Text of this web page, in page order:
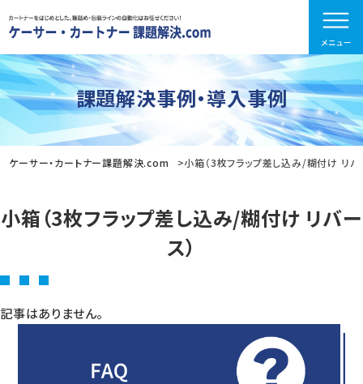
課題解決事例・導入事例
ケーサー・カートナー課題解決.com 小箱（3枚フラップ差し込み/糊付け リバ
小箱（3枚フラップ差し込み/糊付け リバー
ス）
記事はありません。